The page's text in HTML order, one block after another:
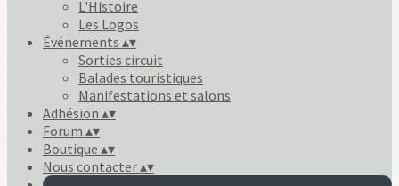
L'Histoire
Les Logos
Événements ▴▾
Sorties circuit
Balades touristiques
Manifestations et salons
Adhésion ▴▾
Forum ▴▾
Boutique ▴▾
Nous contacter▴▾